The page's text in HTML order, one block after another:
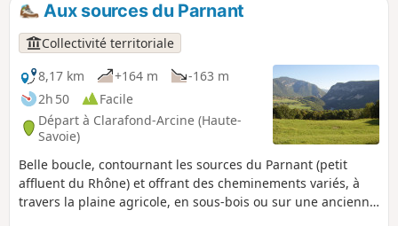
Aux sources du Parnant
Collectivité territoriale
8,17 km
+164 m
-163 m
2h 50
Facile
Départ à Clarafond-Arcine (Haute-
Savoie)
Belle boucle, contournant les sources du Parnant (petit
affluent du Rhône) et offrant des cheminements variés, à
travers la plaine agricole, en sous-bois ou sur une ancienne